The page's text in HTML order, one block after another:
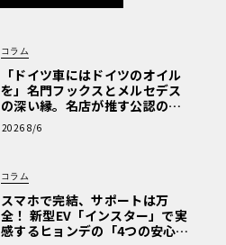
コラム
「ドイツ車にはドイツのオイル
を」名門フックスとメルセデス
の深い縁。名店が推す公認の安
心と、Cクラスで味わうシルキー
な走り〈PR〉
2026 8/6
コラム
スマホで完結、サポートは万
全！ 新型EV「インスター」で実
感するヒョンデの「4つの安心」